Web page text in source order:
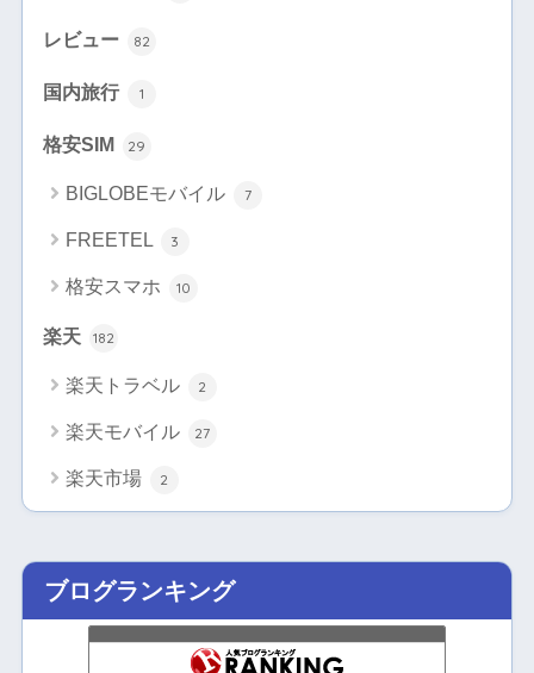
レビュー 82
国内旅行 1
格安SIM 29
BIGLOBEモバイル 7
FREETEL 3
格安スマホ 10
楽天 182
楽天トラベル 2
楽天モバイル 27
楽天市場 2
ブログランキング